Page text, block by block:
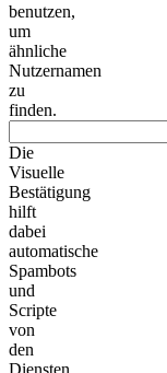
benutzen,
um
ähnliche
Nutzernamen
zu
finden.
Die
Visuelle
Bestätigung
hilft
dabei
automatische
Spambots
und
Scripte
von
den
Diensten